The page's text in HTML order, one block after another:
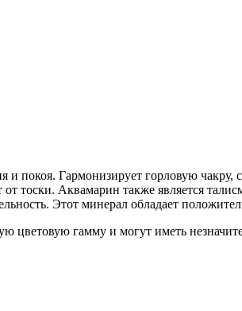
и покоя. Гармонизирует горловую
тоски. Аквамарин также является
Этот минерал обладает
гамму и могут иметь